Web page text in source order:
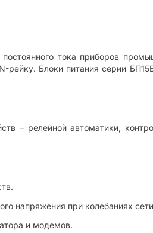
тока приборов
Блоки питания серии
– релейной автоматики,
напряжения при колебаниях
и модемов.